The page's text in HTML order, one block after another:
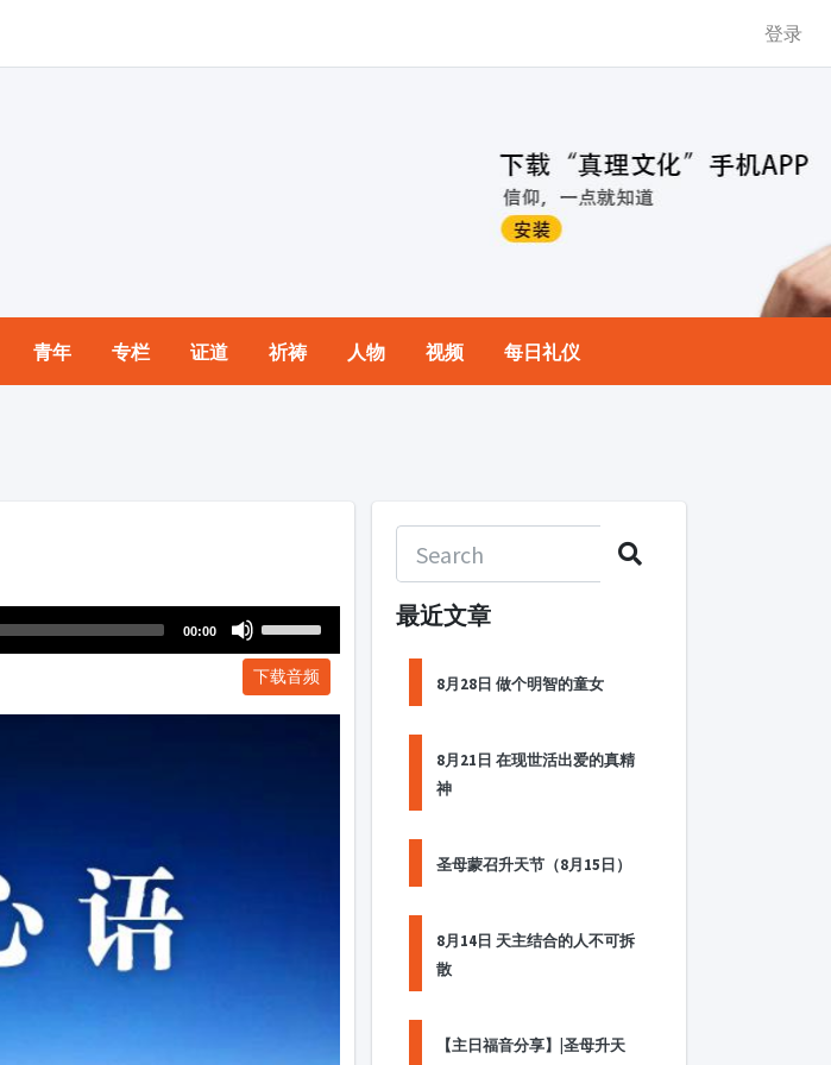
登录
青年 专栏 证道 祈祷 人物 视频 每日礼仪
00:00
Arrow
下载音频
最近文章
8月28日 做个明智的童女
8月21日 在现世活出爱的真精
神
圣母蒙召升天节（8月15日）
8月14日 天主结合的人不可拆
散
【主日福音分享】|圣母升天